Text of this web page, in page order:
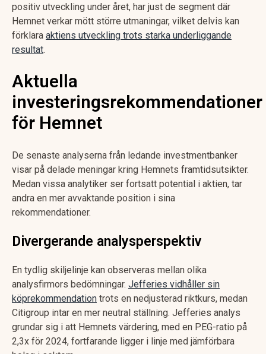
positiv utveckling under året, har just de segment där
Hemnet verkar mött större utmaningar, vilket delvis kan
förklara aktiens utveckling trots starka underliggande
resultat.
Aktuella
investeringsrekommendationer
för Hemnet
De senaste analyserna från ledande investmentbanker
visar på delade meningar kring Hemnets framtidsutsikter.
Medan vissa analytiker ser fortsatt potential i aktien, tar
andra en mer avvaktande position i sina
rekommendationer.
Divergerande analysperspektiv
En tydlig skiljelinje kan observeras mellan olika
analysfirmors bedömningar. Jefferies vidhåller sin
köprekommendation trots en nedjusterad riktkurs, medan
Citigroup intar en mer neutral ställning. Jefferies analys
grundar sig i att Hemnets värdering, med en PEG-ratio på
2,3x för 2024, fortfarande ligger i linje med jämförbara